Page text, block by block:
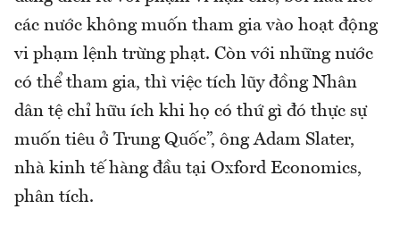
các nước không muốn tham gia vào hoạt động
vi phạm lệnh trừng phạt. Còn với những nước
có thể tham gia, thì việc tích lũy đồng Nhân
dân tệ chỉ hữu ích khi họ có thứ gì đó thực sự
muốn tiêu ở Trung Quốc”, ông Adam Slater,
nhà kinh tế hàng đầu tại Oxford Economics,
phân tích.